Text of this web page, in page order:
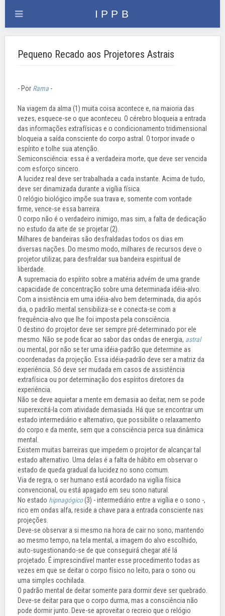
Pequeno Recado aos Projetores Astrais
- Por Rama -
Na viagem da alma (1) muita coisa acontece e, na maioria das
vezes, esquece-se o que aconteceu. O cérebro bloqueia a entrada
das informações extrafísicas e o condicionamento tridimensional
bloqueia a saída consciente do corpo astral. O torpor invade o
espírito e tolhe sua atenção.
Semiconsciência: essa é a verdadeira morte, que deve ser vencida
com esforço sincero.
A lucidez real deve ser trabalhada a cada instante. Acima de tudo,
deve ser dinamizada durante a vigília física.
O relógio biológico impõe sua trava e, somente com vontade
firme, vence-se essa barreira.
O corpo não é o verdadeiro inimigo, mas sim, a falta de dedicação
no estudo da arte de se projetar (2).
Milhares de bandeiras são desfraldadas todos os dias em
diversas nações. Do mesmo modo, milhares de recursos deve o
projetor utilizar, para desfraldar sua bandeira espiritual de
liberdade.
A supremacia do espírito sobre a matéria advém de uma grande
capacidade de concentração sobre uma determinada idéia-alvo.
Com a insistência em uma idéia-alvo bem determinada, dia após
dia, o padrão mental sensibiliza-se e conecta-se com a
frequência-alvo que lhe foi imposta pela consciência.
O destino do projetor deve ser sempre pré-determinado por ele
mesmo. Não se pode ficar ao sabor das ondas de energia, astral
ou mental, por não se ter uma idéia-padrão que determine as
coordenadas da projeção. Essa idéia-padrão deve ser a matriz da
experiência. Só deve ser mudada em casos de assistência
extrafísica ou por determinação dos espíritos diretores da
experiência.
Não se deve aquietar a mente em demasia ao deitar, nem se pode
superexcitá-la com atividade demasiada. Há que se encontrar um
estado intermediário e alternativo, que possibilite o relaxamento
do corpo e da mente, sem que a consciência perca sua dinâmica
mental.
Existem muitas barreiras que impedem o projetor de alcançar tal
estado alternativo. Uma delas é a falta de hábito em observar o
estado de queda gradual da lucidez no sono comum.
Via de regra, o ser humano está acordado na vigília física
convencional, ou está apagado em seu sono natural.
No estado hipnagógico(3) - intermediário entre a vigília e o sono -,
rico em ondas alfa, reside a chave para a entrada consciente nas
projeções.
Deve-se observar a si mesmo na hora de cair no sono, mantendo
ao mesmo tempo, na tela mental, a imagem do alvo escolhido,
auto-sugestionando-se de que conseguirá chegar até lá
projetado. É imprescindível manter esse procedimento todas as
vezes em que se deitar o corpo físico no leito, para o sono ou
uma simples cochilada.
O padrão mental de deitar somente para dormir deve ser quebrado.
Deve-se deitar para que o corpo durma, mas a consciência não
pode dormir junto. Deve-se aproveitar o recreio que o relógio